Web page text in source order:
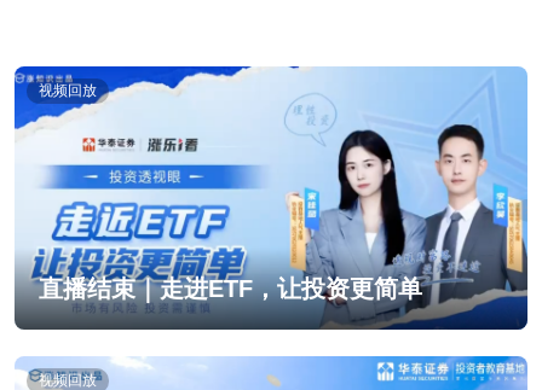
视频回放
直播结束｜走进ETF，让投资更简单
视频回放